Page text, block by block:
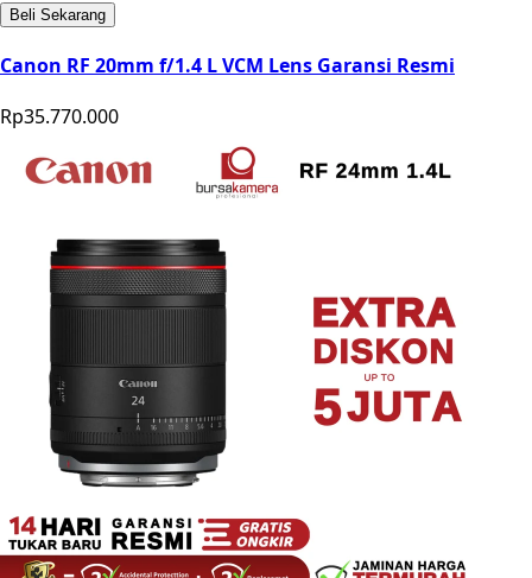
Beli Sekarang
Canon RF 20mm f/1.4 L VCM Lens Garansi Resmi
Rp35.770.000